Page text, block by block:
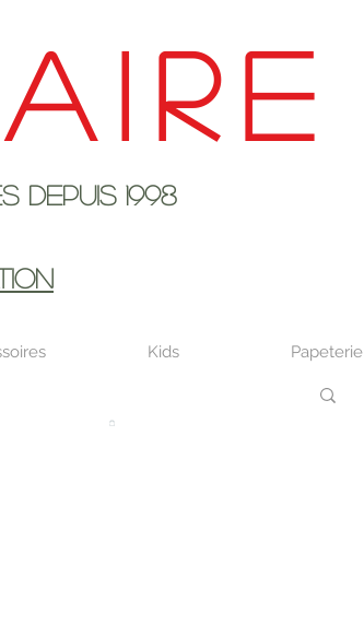
1998
Kids Papeterie